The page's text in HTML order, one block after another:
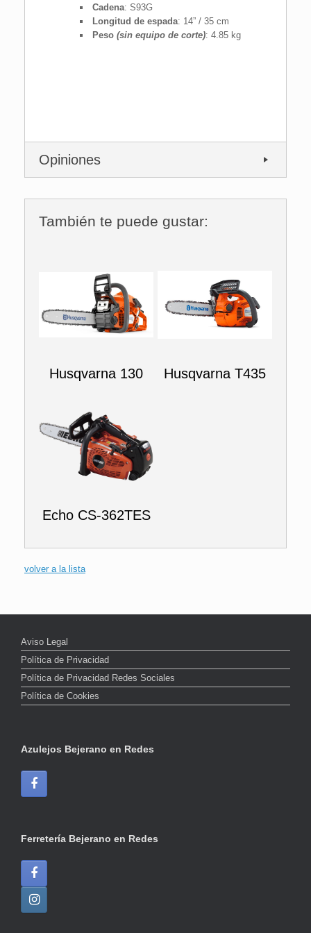
Cadena: S93G
Longitud de espada: 14” / 35 cm
Peso (sin equipo de corte): 4.85 kg
Opiniones
También te puede gustar:
Husqvarna 130 Husqvarna T435
Echo CS-362TES
volver a la lista
Aviso Legal
Política de Privacidad
Política de Privacidad Redes Sociales
Política de Cookies
Azulejos Bejerano en Redes
Ferretería Bejerano en Redes